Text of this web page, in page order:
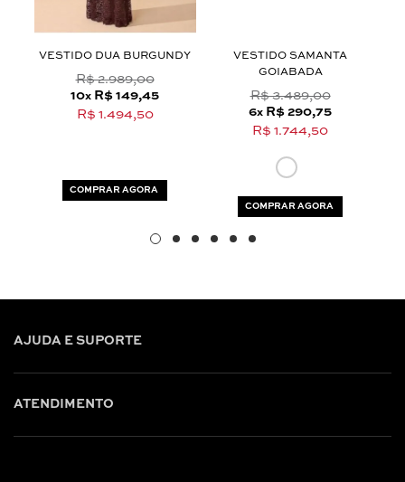
VESTIDO DUA BURGUNDY
R$ 2.989,00
10x R$ 149,45
R$ 1.494,50
COMPRAR AGORA
VESTIDO SAMANTA
GOIABADA
R$ 3.489,00
6x R$ 290,75
R$ 1.744,50
COMPRAR AGORA
AJUDA E SUPORTE
ATENDIMENTO